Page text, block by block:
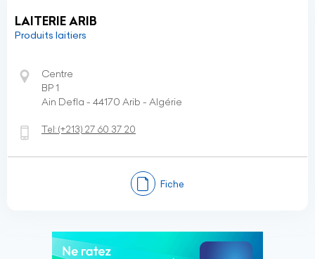
LAITERIE ARIB
Produits laitiers
Centre
BP 1
Ain Defla - 44170 Arib - Algérie
Tel:(+213) 27 60 37 20
Fiche